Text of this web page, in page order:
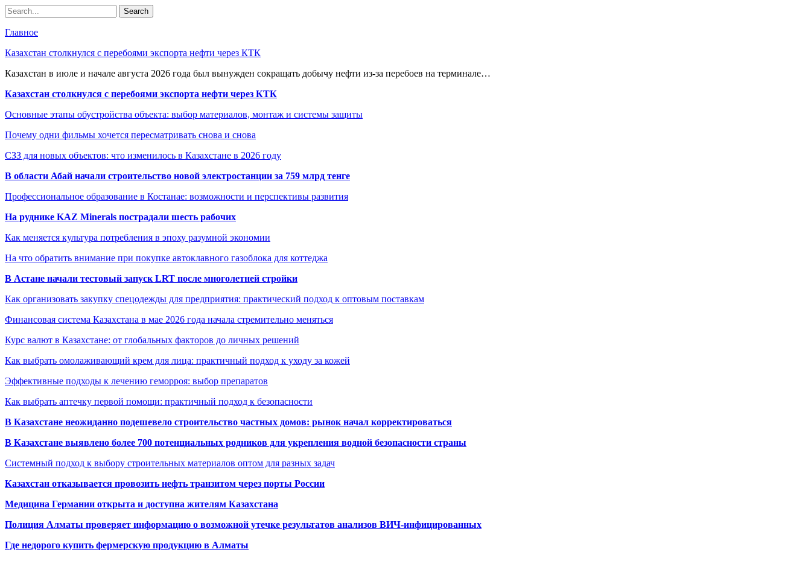
Главное
Казахстан столкнулся с перебоями экспорта нефти через КТК
Казахстан в июле и начале августа 2026 года был вынужден сокращать добычу нефти из-за перебоев на терминале…
Казахстан столкнулся с перебоями экспорта нефти через КТК
Основные этапы обустройства объекта: выбор материалов, монтаж и системы защиты
Почему одни фильмы хочется пересматривать снова и снова
СЗЗ для новых объектов: что изменилось в Казахстане в 2026 году
В области Абай начали строительство новой электростанции за 759 млрд тенге
Профессиональное образование в Костанае: возможности и перспективы развития
На руднике KAZ Minerals пострадали шесть рабочих
Как меняется культура потребления в эпоху разумной экономии
На что обратить внимание при покупке автоклавного газоблока для коттеджа
В Астане начали тестовый запуск LRT после многолетней стройки
Как организовать закупку спецодежды для предприятия: практический подход к оптовым поставкам
Финансовая система Казахстана в мае 2026 года начала стремительно меняться
Курс валют в Казахстане: от глобальных факторов до личных решений
Как выбрать омолаживающий крем для лица: практичный подход к уходу за кожей
Эффективные подходы к лечению геморроя: выбор препаратов
Как выбрать аптечку первой помощи: практичный подход к безопасности
В Казахстане неожиданно подешевело строительство частных домов: рынок начал корректироваться
В Казахстане выявлено более 700 потенциальных родников для укрепления водной безопасности страны
Системный подход к выбору строительных материалов оптом для разных задач
Казахстан отказывается провозить нефть транзитом через порты России
Медицина Германии открыта и доступна жителям Казахстана
Полиция Алматы проверяет информацию о возможной утечке результатов анализов ВИЧ-инфицированных
Где недорого купить фермерскую продукцию в Алматы